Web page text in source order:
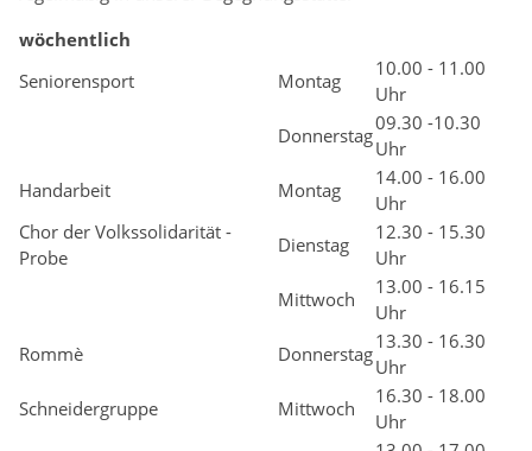
wöchentlich
Seniorensport
Montag
10.00 - 11.00
Uhr
Donnerstag
09.30 -10.30
Uhr
Handarbeit
Montag
14.00 - 16.00
Uhr
Chor der Volkssolidarität -
Probe
Dienstag
12.30 - 15.30
Uhr
Mittwoch
13.00 - 16.15
Uhr
Rommè
Donnerstag
13.30 - 16.30
Uhr
Schneidergruppe
Mittwoch
16.30 - 18.00
Uhr